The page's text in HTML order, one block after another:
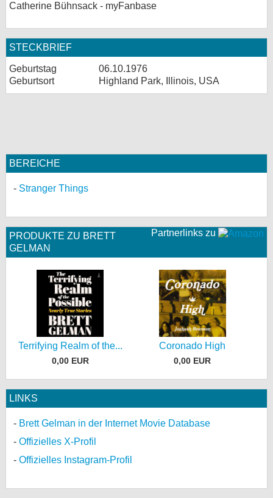
Catherine Bühnsack - myFanbase
STECKBRIEF
Geburtstag
06.10.1976
Geburtsort
Highland Park, Illinois, USA
BEREICHE
Stranger Things
Partnerlinks zu
PRODUKTE ZU BRETT
GELMAN
Terrifying Realm of the...
0,00 EUR
Coronado High
0,00 EUR
LINKS
Brett Gelman in der Internet Movie Database
Offizielles X-Profil
Offizielles Instagram-Profil